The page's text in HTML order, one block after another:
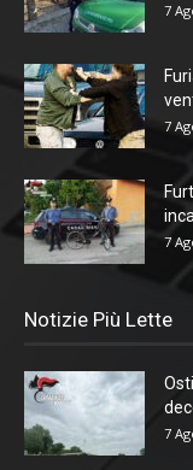
7
7
7
Notizie Più Lette
7